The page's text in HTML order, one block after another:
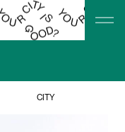
Submit
CITY